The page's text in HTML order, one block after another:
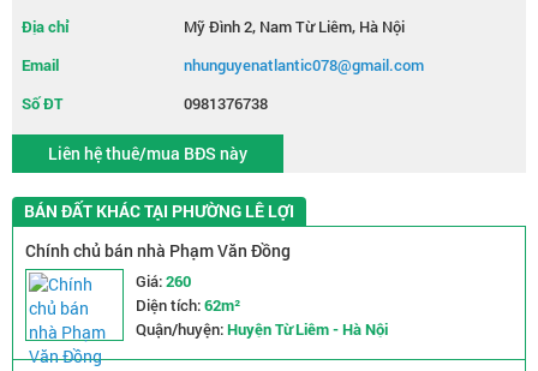
Địa chỉ
Mỹ Đình 2, Nam Từ Liêm, Hà Nội
Email
nhunguyenatlantic078@gmail.com
Số ĐT
0981376738
Liên hệ thuê/mua BĐS này
BÁN ĐẤT KHÁC TẠI PHƯỜNG LÊ LỢI
Chính chủ bán nhà Phạm Văn Đồng
Giá:260
Diện tích:62m²
Quận/huyện:Huyện Từ Liêm - Hà Nội